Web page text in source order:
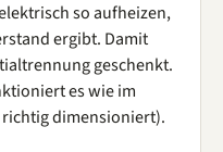
so aufheizen,
ergibt. Damit
geschenkt.
es wie im
dimensioniert).